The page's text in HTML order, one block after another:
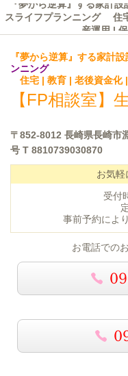
『夢から逆算』する家計
スライフプランニング 住
産運用 |
『夢から逆算』する家計
ンニング
住宅 | 教育 | 老後資金化
【FP相談室】
〒852-8012 長崎県長崎
号 T 8810739030870
お気軽
受付
事前予約によ
お電話での